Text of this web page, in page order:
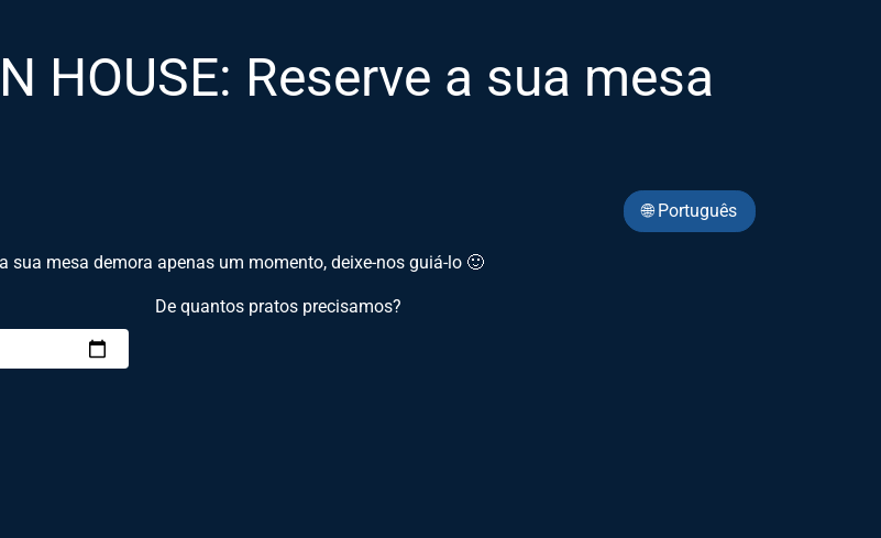
HOUSE: Reserve a sua mesa
🌐 Português
sua mesa demora apenas um momento, deixe-nos guiá-lo 🙂
De quantos pratos precisamos?